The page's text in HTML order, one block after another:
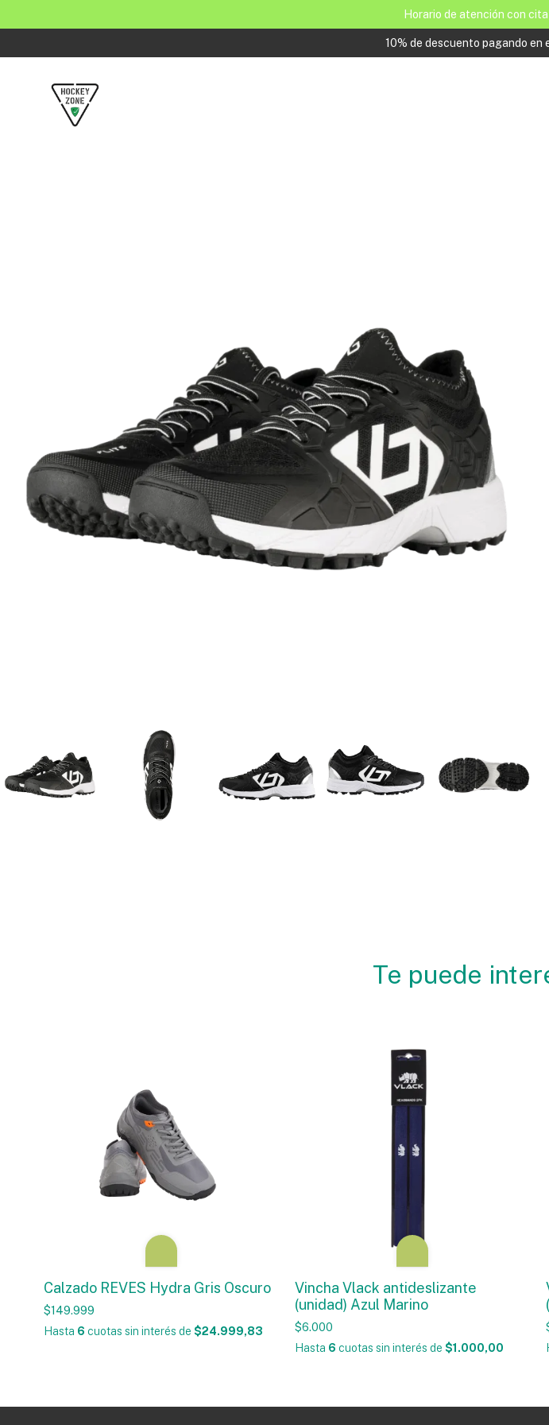
Horario de atención con
10% de descuento pagando
Te puede
Calzado REVES Hydra Gris Oscuro
$149.999
Hasta 6 cuotas sin interés de $24.999,83
Vincha Vlack antideslizante
(unidad) Azul Marino
$6.000
Hasta 6 cuotas sin interés de $1.000,00